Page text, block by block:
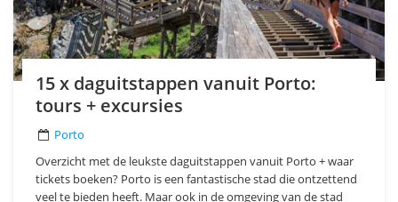
15 x daguitstappen vanuit Porto:
tours + excursies
Porto
Overzicht met de leukste daguitstappen vanuit Porto + waar
tickets boeken? Porto is een fantastische stad die ontzettend
veel te bieden heeft. Maar ook in de omgeving van de stad